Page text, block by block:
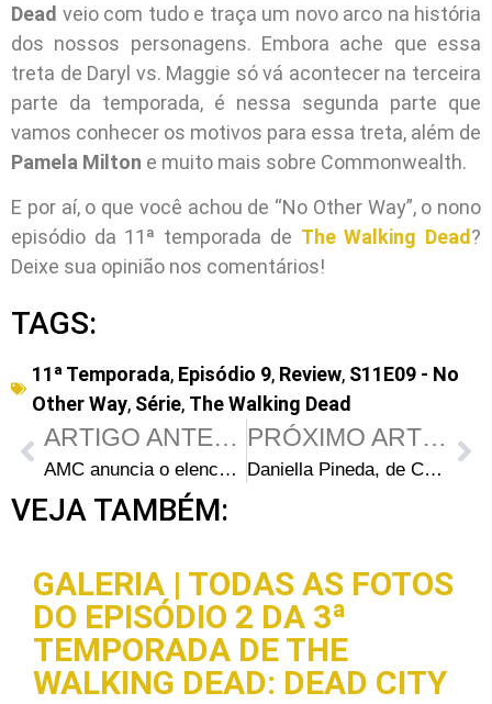
Dead veio com tudo e traça um novo arco na história
dos nossos personagens. Embora ache que essa
treta de Daryl vs. Maggie só vá acontecer na terceira
parte da temporada, é nessa segunda parte que
vamos conhecer os motivos para essa treta, além de
Pamela Milton e muito mais sobre Commonwealth.
E por aí, o que você achou de “No Other Way”, o nono
episódio da 11ª temporada de The Walking Dead ?
Deixe sua opinião nos comentários!
TAGS:
11ª Temporada, Episódio 9, Review, S11E09 - No
Other Way, Série, The Walking Dead
ARTIGO ANTERIOR
AMC anuncia o elenco da 1ª temporada de Tales of The Walking Dead
PRÓXIMO ARTIGO
Daniella Pineda, de Cowboy Bebop, entra para o elenco de Tales of The Walking Dead
VEJA TAMBÉM:
GALERIA | TODAS AS FOTOS
DO EPISÓDIO 2 DA 3ª
TEMPORADA DE THE
WALKING DEAD: DEAD CITY